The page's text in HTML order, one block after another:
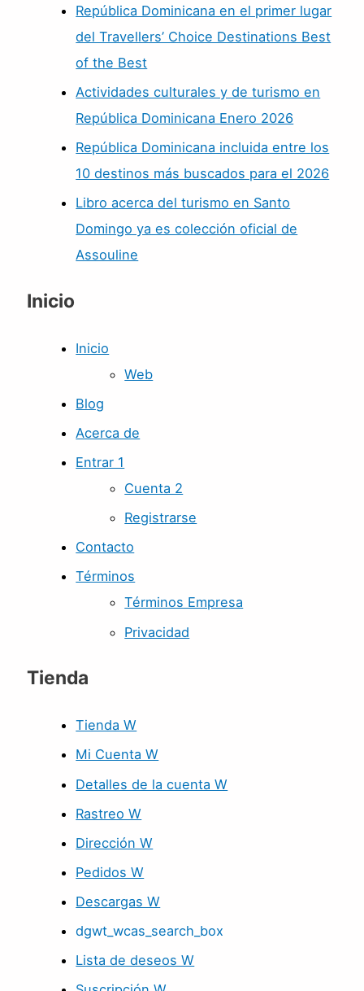
República Dominicana en el primer lugar
del Travellers’ Choice Destinations Best
of the Best
Actividades culturales y de turismo en
República Dominicana Enero 2026
República Dominicana incluida entre los
10 destinos más buscados para el 2026
Libro acerca del turismo en Santo
Domingo ya es colección oficial de
Assouline
Inicio
Inicio
Web
Blog
Acerca de
Entrar 1
Cuenta 2
Registrarse
Contacto
Términos
Términos Empresa
Privacidad
Tienda
Tienda W
Mi Cuenta W
Detalles de la cuenta W
Rastreo W
Dirección W
Pedidos W
Descargas W
dgwt_wcas_search_box
Lista de deseos W